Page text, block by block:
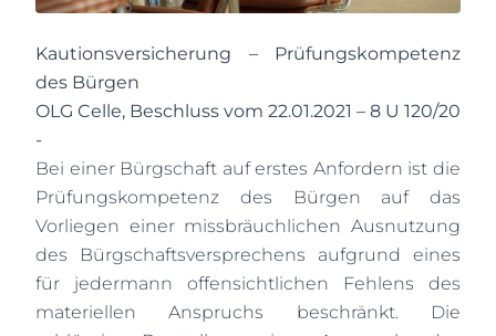
Kautionsversicherung – Prüfungskompetenz
des Bürgen
OLG Celle, Beschluss vom 22.01.2021 – 8 U 120/20
-
Bei einer Bürgschaft auf erstes Anfordern ist die
Prüfungskompetenz des Bürgen auf das
Vorliegen einer missbräuchlichen Ausnutzung
des Bürgschaftsversprechens aufgrund eines
für jedermann offensichtlichen Fehlens des
materiellen Anspruchs beschränkt. Die